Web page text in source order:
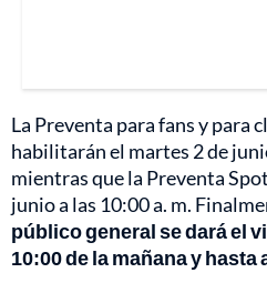
La Preventa para fans y para
habilitarán el martes 2 de
mientras que la Preventa
junio a las 10:00 a. m.
público general se dará el
10:00 de la mañana y